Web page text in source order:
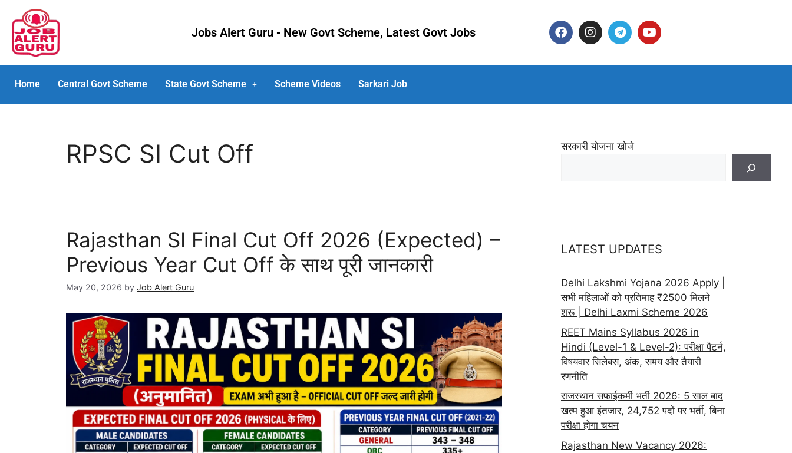
Jobs Alert Guru - New Govt Scheme, Latest Govt Jobs
Home Central Govt Scheme State Govt Scheme Scheme Videos Sarkari Job
RPSC SI Cut Off
Rajasthan SI Final Cut Off 2026 (Expected) –
Previous Year Cut Off के साथ पूरी जानकारी
May 20, 2026 by Job Alert Guru
सरकारी योजना खोजे
LATEST UPDATES
Delhi Lakshmi Yojana 2026 Apply |
सभी महिलाओं को प्रतिमाह ₹2500 मिलने
शरू | Delhi Laxmi Scheme 2026
REET Mains Syllabus 2026 in
Hindi (Level-1 & Level-2): परीक्षा पैटर्न,
विषयवार सिलेबस, अंक, समय और तैयारी
रणनीति
राजस्थान सफाईकर्मी भर्ती 2026: 5 साल बाद
खत्म हुआ इंतजार, 24,752 पदों पर भर्ती, बिना
परीक्षा होगा चयन
Rajasthan New Vacancy 2026: